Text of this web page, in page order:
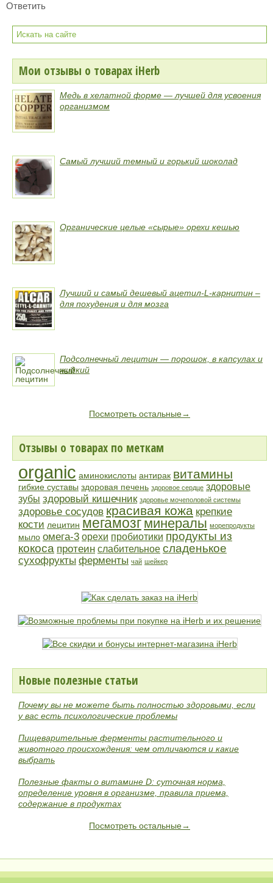
Ответить
Мои отзывы о товарах iHerb
Медь в хелатной форме — лучшей для усвоения
организмом
Самый лучший темный и горький шоколад
Органические целые «сырые» орехи кешью
Лучший и самый дешевый ацетил-L-карнитин –
для похудения и для мозга
Подсолнечный лецитин — порошок, в капсулах и
жидкий
Посмотреть остальные→
Отзывы о товарах по меткам
organic аминокислоты антирак витамины
гибкие суставы здоровая печень здоровое сердце здоровые
зубы здоровый кишечник здоровье мочеполовой системы
здоровье сосудов красивая кожа крепкие
кости лецитин мегамозг минералы морепродукты
мыло омега-3 орехи пробиотики продукты из
кокоса протеин слабительное сладенькое
сухофрукты ферменты чай шейкер
Новые полезные статьи
Почему вы не можете быть полностью здоровыми, если
у вас есть психологические проблемы
Пищеварительные ферменты растительного и
животного происхождения: чем отличаются и какие
выбрать
Полезные факты о витамине D: суточная норма,
определение уровня в организме, правила приема,
содержание в продуктах
Посмотреть остальные→